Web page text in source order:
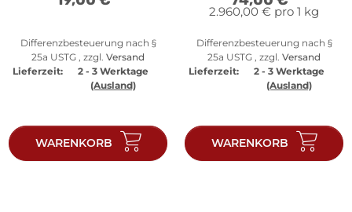
Differenzbesteuerung nach §
25a USTG , zzgl. Versand
Lieferzeit:
2 - 3 Werktage
(Ausland)
WARENKORB
2.960,00 € pro 1 kg
Differenzbesteuerung nach §
25a USTG , zzgl. Versand
Lieferzeit:
2 - 3 Werktage
(Ausland)
WARENKORB